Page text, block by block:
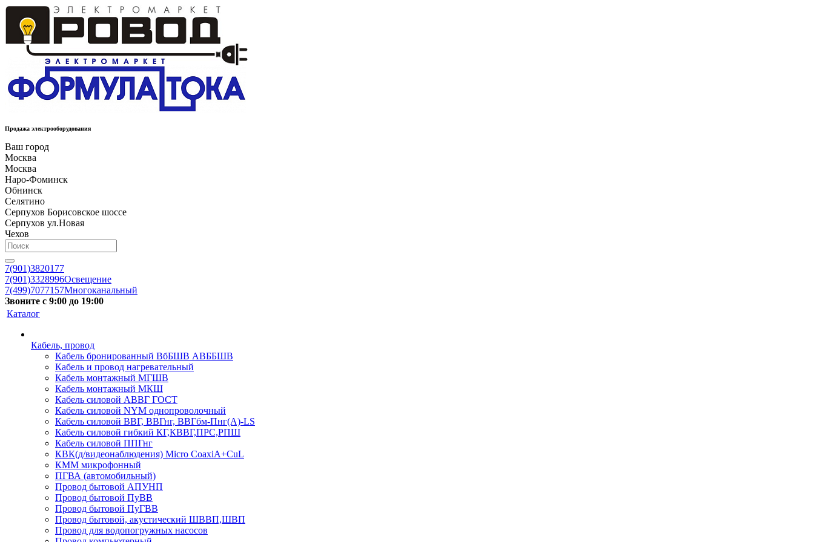
Продажа электрооборудования
Ваш город
Москва
Москва
Наро-Фоминск
Обнинск
Селятино
Серпухов Борисовское шоссе
Серпухов ул.Новая
Чехов
7(901)3820177
7(901)3328996Освещение
7(499)7077157Многоканальный
Звоните с 9:00 до 19:00
Каталог
Кабель, провод
Кабель бронированный ВбБШВ АВББШВ
Кабель и провод нагревательный
Кабель монтажный МГШВ
Кабель монтажный МКШ
Кабель силовой АВВГ ГОСТ
Кабель силовой NYM однопроволочный
Кабель силовой ВВГ, ВВГнг, ВВГбм-Пнг(А)-LS
Кабель силовой гибкий КГ,КВВГ,ПРС,РПШ
Кабель силовой ППГнг
КВК(д/видеонаблюдения) Micro CoaxiA+CuL
КММ микрофонный
ПГВА (автомобильный)
Провод бытовой АПУНП
Провод бытовой ПуВВ
Провод бытовой ПуГВВ
Провод бытовой, акустический ШВВП,ШВП
Провод для водопогружных насосов